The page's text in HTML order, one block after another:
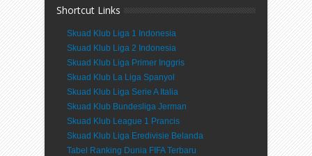
Shortcut Links
Skuad Klub Liga 1 Indonesia
Skuad Klub Liga 2 Indonesia
Skuad Klub Liga Primer Inggris
Skuad Klub La Liga Spanyol
Skuad Klub Liga Serie A Italia
Skuad Klub Bundesliga Jerman
Skuad Klub League 1 Prancis
Skuad Klub Liga Eredivisie Belanda
Tabel Ranking Dunia FIFA Terbaru